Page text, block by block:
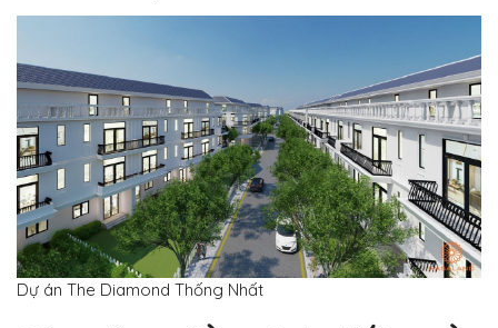
Dự án The Diamond Thống Nhất